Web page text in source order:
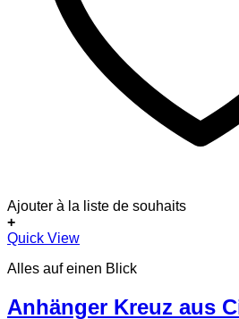
Ajouter à la liste de souhaits
+
Dieses
weist
Varianten
Quick View
Alles auf einen Blick
Anhänger Kreuz aus